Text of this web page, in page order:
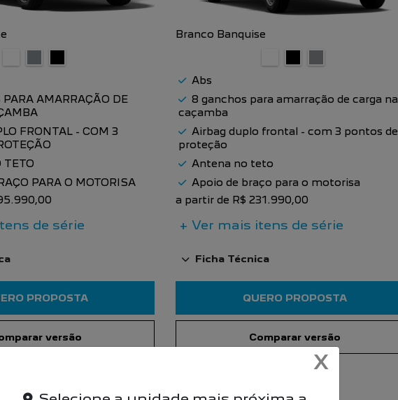
AMARRAÇÃO DE
FRONTAL - COM 3
TETO
PARA O MOTORISA
de série
PROPOSTA
versão
Branco Banquise
Abs
8 ganchos para amarração de carga na
caçamba
Airbag duplo frontal - com 3 pontos de
proteção
Antena no teto
Apoio de braço para o motorisa
a partir de R$ 231.990,00
+ Ver mais itens de série
Ficha Técnica
QUERO PROPOSTA
Comparar versão
X